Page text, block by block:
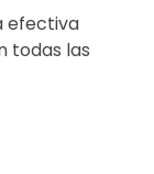
efectiva
todas las